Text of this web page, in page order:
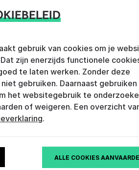
gebruik van cookies om je
zijn enerzijds functionele
te laten werken. Zonder deze
gebruiken. Daarnaast gebruiken
het websitegebruik te
of weigeren. Een overzicht
.
ALLE COOKIES